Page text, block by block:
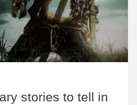
stories to tell in